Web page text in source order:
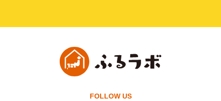
FOLLOW US